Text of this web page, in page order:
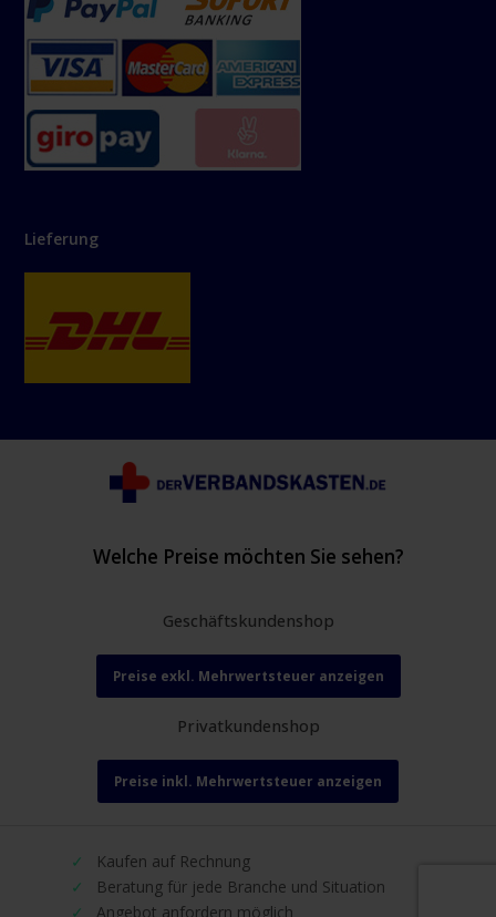
Lieferung
Welche Preise möchten Sie sehen?
Geschäftskundenshop
Preise exkl. Mehrwertsteuer anzeigen
Privatkundenshop
Preise inkl. Mehrwertsteuer anzeigen
Kaufen auf Rechnung
Beratung für jede Branche und Situation
Angebot anfordern möglich